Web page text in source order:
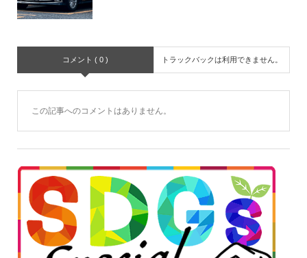
コメント ( 0 ) トラックバックは利用できません。
この記事へのコメントはありません。